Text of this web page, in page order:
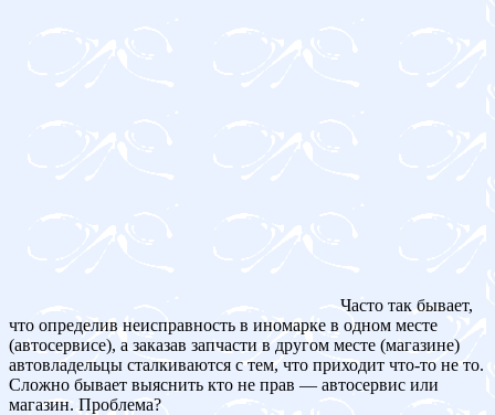
Часто так бывает,
что определив неисправность в иномарке в одном месте
(автосервисе), а заказав запчасти в другом месте (магазине)
автовладельцы сталкиваются с тем, что приходит что-то не то.
Сложно бывает выяснить кто не прав — автосервис или
магазин. Проблема?